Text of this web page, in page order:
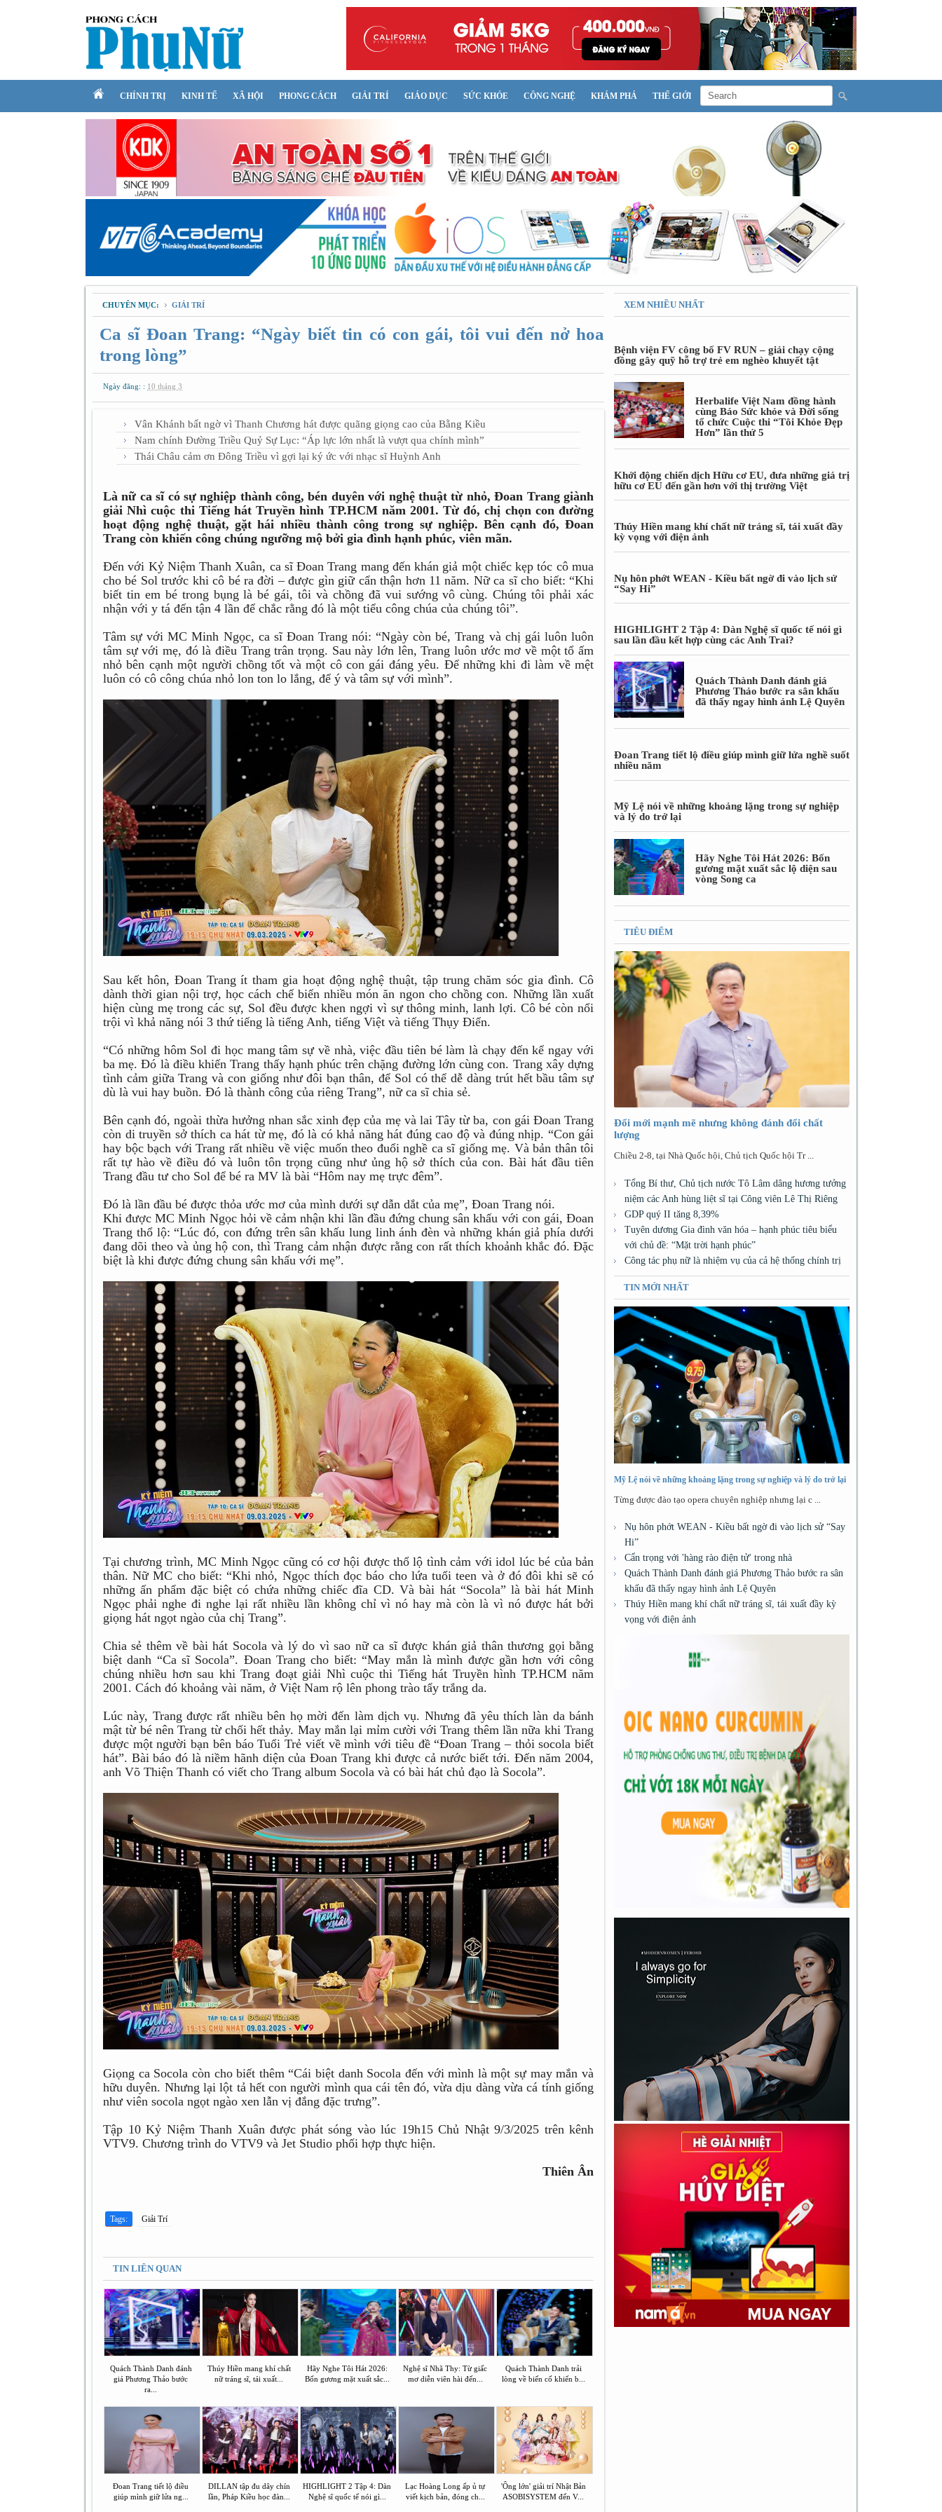
CHÍNH TRỊ KINH TẾ XÃ HỘI PHONG CÁCH GIẢI TRÍ GIÁO DỤC SỨC KHỎE CÔNG NGHỆ KHÁM PHÁ THẾ GIỚI
CHUYÊN MỤC: GIẢI TRÍ
Ca sĩ Đoan Trang: “Ngày biết tin có con gái, tôi vui đến nở hoa
trong lòng”
Ngày đăng: : 10 tháng 3
Vân Khánh bất ngờ vì Thanh Chương hát được quãng giọng cao của Bằng Kiều
Nam chính Đường Triều Quỷ Sự Lục: “Áp lực lớn nhất là vượt qua chính mình”
Thái Châu cảm ơn Đông Triều vì gợi lại ký ức với nhạc sĩ Huỳnh Anh
Là nữ ca sĩ có sự nghiệp thành công, bén duyên với nghệ thuật từ nhỏ, Đoan Trang giành
giải Nhì cuộc thi Tiếng hát Truyền hình TP.HCM năm 2001. Từ đó, chị chọn con đường
hoạt động nghệ thuật, gặt hái nhiều thành công trong sự nghiệp. Bên cạnh đó, Đoan
Trang còn khiến công chúng ngưỡng mộ bởi gia đình hạnh phúc, viên mãn.
Đến với Kỷ Niệm Thanh Xuân, ca sĩ Đoan Trang mang đến khán giả một chiếc kẹp tóc cô mua
cho bé Sol trước khi cô bé ra đời – được gìn giữ cẩn thận hơn 11 năm. Nữ ca sĩ cho biết: “Khi
biết tin em bé trong bụng là bé gái, tôi và chồng đã vui sướng vô cùng. Chúng tôi phải xác
nhận với y tá đến tận 4 lần để chắc rằng đó là một tiểu công chúa của chúng tôi”.
Tâm sự với MC Minh Ngọc, ca sĩ Đoan Trang nói: “Ngày còn bé, Trang và chị gái luôn luôn
tâm sự với mẹ, đó là điều Trang trân trọng. Sau này lớn lên, Trang luôn ước mơ về một tổ ấm
nhỏ bên cạnh một người chồng tốt và một cô con gái đáng yêu. Để những khi đi làm về mệt
luôn có cô công chúa nhỏ lon ton lo lắng, để ý và tâm sự với mình”.
Sau kết hôn, Đoan Trang ít tham gia hoạt động nghệ thuật, tập trung chăm sóc gia đình. Cô
dành thời gian nội trợ, học cách chế biến nhiều món ăn ngon cho chồng con. Những lần xuất
hiện cùng mẹ trong các sự, Sol đều được khen ngợi vì sự thông minh, lanh lợi. Cô bé còn nổi
trội vì khả năng nói 3 thứ tiếng là tiếng Anh, tiếng Việt và tiếng Thụy Điển.
“Có những hôm Sol đi học mang tâm sự về nhà, việc đầu tiên bé làm là chạy đến kể ngay với
ba mẹ. Đó là điều khiến Trang thấy hạnh phúc trên chặng đường lớn cùng con. Trang xây dựng
tình cảm giữa Trang và con giống như đôi bạn thân, để Sol có thể dễ dàng trút hết bầu tâm sự
dù là vui hay buồn. Đó là thành công của riêng Trang”, nữ ca sĩ chia sẻ.
Bên cạnh đó, ngoài thừa hưởng nhan sắc xinh đẹp của mẹ và lai Tây từ ba, con gái Đoan Trang
còn di truyền sở thích ca hát từ mẹ, đó là có khả năng hát đúng cao độ và đúng nhịp. “Con gái
hay bộc bạch với Trang rất nhiều về việc muốn theo đuổi nghề ca sĩ giống mẹ. Và bản thân tôi
rất tự hào về điều đó và luôn tôn trọng cũng như ủng hộ sở thích của con. Bài hát đầu tiên
Trang đầu tư cho Sol để bé ra MV là bài “Hôm nay mẹ trực đêm”.
Đó là lần đầu bé được thỏa ước mơ của mình dưới sự dẫn dắt của mẹ”, Đoan Trang nói.
Khi được MC Minh Ngọc hỏi về cảm nhận khi lần đầu đứng chung sân khấu với con gái, Đoan
Trang thổ lộ: “Lúc đó, con đứng trên sân khấu lung linh ánh đèn và những khán giả phía dưới
đang dõi theo và ủng hộ con, thì Trang cảm nhận được rằng con rất thích khoảnh khắc đó. Đặc
biệt là khi được đứng chung sân khấu với mẹ”.
Tại chương trình, MC Minh Ngọc cũng có cơ hội được thổ lộ tình cảm với idol lúc bé của bản
thân. Nữ MC cho biết: “Khi nhỏ, Ngọc thích đọc báo cho lứa tuổi teen và ở đó đôi khi sẽ có
những ấn phẩm đặc biệt có chứa những chiếc đĩa CD. Và bài hát “Socola” là bài hát Minh
Ngọc phải nghe đi nghe lại rất nhiều lần không chỉ vì nó hay mà còn là vì nó được hát bởi
giọng hát ngọt ngào của chị Trang”.
Chia sẻ thêm về bài hát Socola và lý do vì sao nữ ca sĩ được khán giả thân thương gọi bằng
biệt danh “Ca sĩ Socola”. Đoan Trang cho biết: “May mắn là mình được gần hơn với công
chúng nhiều hơn sau khi Trang đoạt giải Nhì cuộc thi Tiếng hát Truyền hình TP.HCM năm
2001. Cách đó khoảng vài năm, ở Việt Nam rộ lên phong trào tẩy trắng da.
Lúc này, Trang được rất nhiều bên họ mời đến làm dịch vụ. Nhưng đã yêu thích làn da bánh
mật từ bé nên Trang từ chối hết thảy. May mắn lại mỉm cười với Trang thêm lần nữa khi Trang
được một người bạn bên báo Tuổi Trẻ viết về mình với tiêu đề “Đoan Trang – thỏi socola biết
hát”. Bài báo đó là niềm hãnh diện của Đoan Trang khi được cả nước biết tới. Đến năm 2004,
anh Võ Thiện Thanh có viết cho Trang album Socola và có bài hát chủ đạo là Socola”.
Giọng ca Socola còn cho biết thêm “Cái biệt danh Socola đến với mình là một sự may mắn và
hữu duyên. Nhưng lại lột tả hết con người mình qua cái tên đó, vừa dịu dàng vừa cá tính giống
như viên socola ngọt ngào xen lẫn vị đắng đặc trưng”.
Tập 10 Kỷ Niệm Thanh Xuân được phát sóng vào lúc 19h15 Chủ Nhật 9/3/2025 trên kênh
VTV9. Chương trình do VTV9 và Jet Studio phối hợp thực hiện.
Thiên Ân
Tags: Giải Trí
TIN LIÊN QUAN
Quách Thành Danh đánh
giá Phương Thảo bước
ra...
Thúy Hiền mang khí chất
nữ tráng sĩ, tái xuất...
Hãy Nghe Tôi Hát 2026:
Bốn gương mặt xuất sắc...
Nghệ sĩ Nhã Thy: Từ giấc
mơ diễn viên hài đến...
Quách Thành Danh trải
lòng về biến cố khiến b...
Đoan Trang tiết lộ điều
giúp mình giữ lửa ng...
DILLAN tập đu dây chín
lần, Pháp Kiều học đàn...
HIGHLIGHT 2 Tập 4: Dàn
Nghệ sĩ quốc tế nói gì...
Lạc Hoàng Long ấp ủ tự
viết kịch bản, đóng ch...
'Ông lớn' giải trí Nhật Bản
ASOBISYSTEM đến V...
XEM NHIỀU NHẤT
Bệnh viện FV công bố FV RUN – giải chạy cộng
đồng gây quỹ hỗ trợ trẻ em nghèo khuyết tật
Herbalife Việt Nam đồng hành
cùng Báo Sức khỏe và Đời sống
tổ chức Cuộc thi “Tôi Khỏe Đẹp
Hơn” lần thứ 5
Khởi động chiến dịch Hữu cơ EU, đưa những giá trị
hữu cơ EU đến gần hơn với thị trường Việt
Thúy Hiền mang khí chất nữ tráng sĩ, tái xuất đầy
kỳ vọng với điện ảnh
Nụ hôn phớt WEAN - Kiều bất ngờ đi vào lịch sử
“Say Hi”
HIGHLIGHT 2 Tập 4: Dàn Nghệ sĩ quốc tế nói gì
sau lần đầu kết hợp cùng các Anh Trai?
Quách Thành Danh đánh giá
Phương Thảo bước ra sân khấu
đã thấy ngay hình ảnh Lệ Quyên
Đoan Trang tiết lộ điều giúp mình giữ lửa nghề suốt
nhiều năm
Mỹ Lệ nói về những khoảng lặng trong sự nghiệp
và lý do trở lại
Hãy Nghe Tôi Hát 2026: Bốn
gương mặt xuất sắc lộ diện sau
vòng Song ca
TIÊU ĐIỂM
Đổi mới mạnh mẽ nhưng không đánh đổi chất
lượng
Chiều 2-8, tại Nhà Quốc hội, Chủ tịch Quốc hội Tr ...
Tổng Bí thư, Chủ tịch nước Tô Lâm dâng hương tưởng
niệm các Anh hùng liệt sĩ tại Công viên Lê Thị Riêng
GDP quý II tăng 8,39%
Tuyên dương Gia đình văn hóa – hạnh phúc tiêu biểu
với chủ đề: “Mặt trời hạnh phúc”
Công tác phụ nữ là nhiệm vụ của cả hệ thống chính trị
TIN MỚI NHẤT
Mỹ Lệ nói về những khoảng lặng trong sự nghiệp và lý do trở lại
Từng được đào tạo opera chuyên nghiệp nhưng lại c ...
Nụ hôn phớt WEAN - Kiều bất ngờ đi vào lịch sử “Say
Hi”
Cẩn trọng với 'hàng rào điện tử' trong nhà
Quách Thành Danh đánh giá Phương Thảo bước ra sân
khấu đã thấy ngay hình ảnh Lệ Quyên
Thúy Hiền mang khí chất nữ tráng sĩ, tái xuất đầy kỳ
vọng với điện ảnh